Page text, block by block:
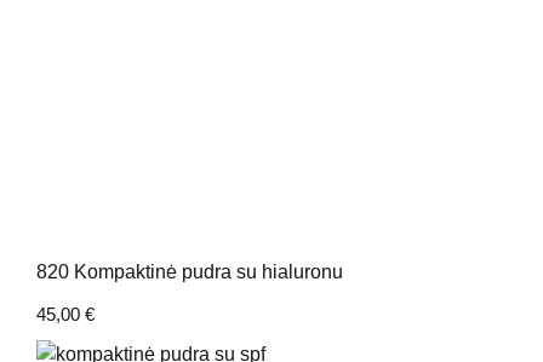
820 Kompaktinė pudra su hialuronu
45,00 €